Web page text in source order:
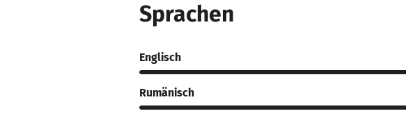
Sprachen
Englisch
Rumänisch